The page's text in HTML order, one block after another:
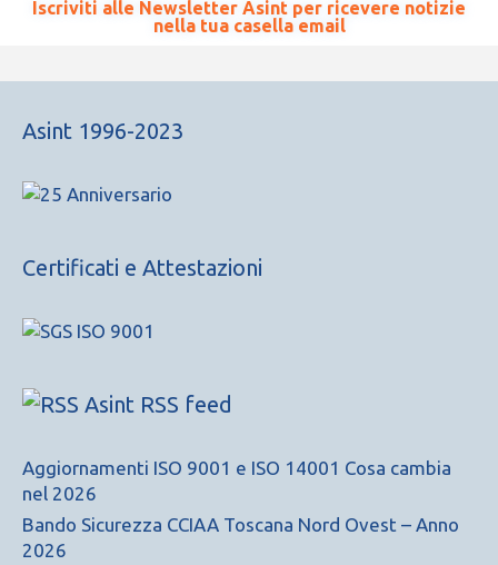
Iscriviti alle Newsletter Asint per ricevere notizie
nella tua casella email
Asint 1996-2023
Certificati e Attestazioni
Asint RSS feed
Aggiornamenti ISO 9001 e ISO 14001 Cosa cambia
nel 2026
Bando Sicurezza CCIAA Toscana Nord Ovest – Anno
2026